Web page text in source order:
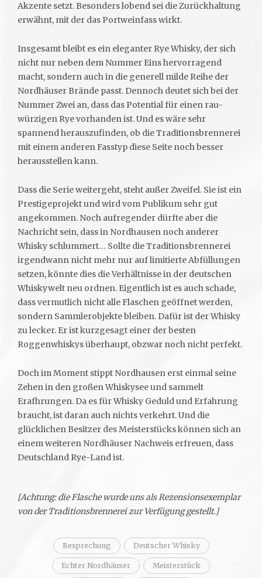
Akzente setzt. Besonders lobend sei die Zurückhaltung
erwähnt, mit der das Portweinfass wirkt.
Insgesamt bleibt es ein eleganter Rye Whisky, der sich
nicht nur neben dem Nummer Eins hervorragend
macht, sondern auch in die generell milde Reihe der
Nordhäuser Brände passt. Dennoch deutet sich bei der
Nummer Zwei an, dass das Potential für einen rau-
würzigen Rye vorhanden ist. Und es wäre sehr
spannend herauszufinden, ob die Traditionsbrennerei
mit einem anderen Fasstyp diese Seite noch besser
herausstellen kann.
Dass die Serie weitergeht, steht außer Zweifel. Sie ist ein
Prestigeprojekt und wird vom Publikum sehr gut
angekommen. Noch aufregender dürfte aber die
Nachricht sein, dass in Nordhausen noch anderer
Whisky schlummert… Sollte die Traditionsbrennerei
irgendwann nicht mehr nur auf limitierte Abfüllungen
setzen, könnte dies die Verhältnisse in der deutschen
Whiskywelt neu ordnen. Eigentlich ist es auch schade,
dass vermutlich nicht alle Flaschen geöffnet werden,
sondern Sammlerobjekte bleiben. Dafür ist der Whisky
zu lecker. Er ist kurzgesagt einer der besten
Roggenwhiskys überhaupt, obzwar noch nicht perfekt.
Doch im Moment stippt Nordhausen erst einmal seine
Zehen in den großen Whiskysee und sammelt
Erafhrungen. Da es für Whisky Geduld und Erfahrung
braucht, ist daran auch nichts verkehrt. Und die
glücklichen Besitzer des Meisterstücks können sich an
einem weiteren Nordhäuser Nachweis erfreuen, dass
Deutschland Rye-Land ist.
[Achtung: die Flasche wurde uns als Rezensionsexemplar
von der Traditionsbrennerei zur Verfügung gestellt.]
Besprechung Deutscher Whisky
Echter Nordhäuser Meisterstück